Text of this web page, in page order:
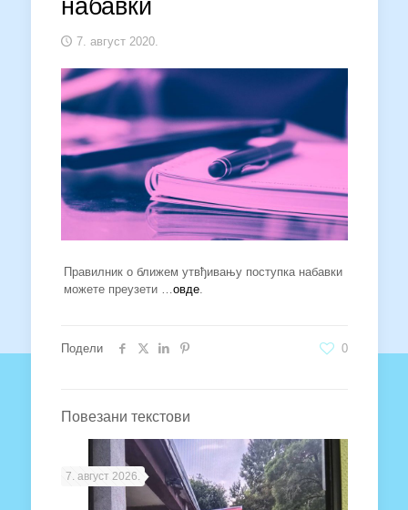
набавки
7. август 2020.
Правилник о ближем утвђивању поступка набавки
можете преузети …овде.
Подели 0
Повезани текстови
7. август 2026.